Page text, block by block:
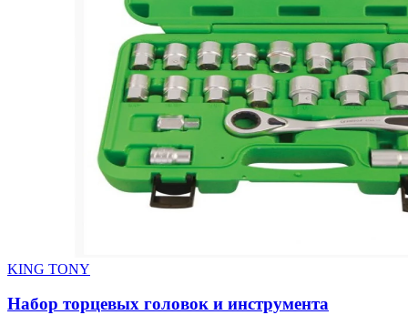
KING TONY
Набор торцевых головок и инструмента